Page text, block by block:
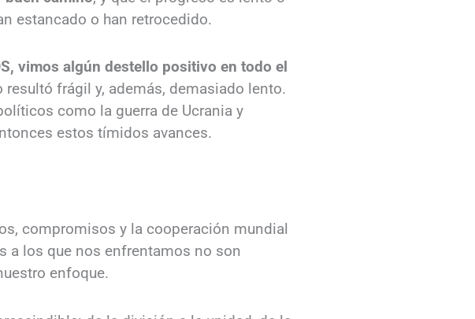
estancado o han retrocedido.
vimos algún destello positivo en todo el
frágil y, además, demasiado lento.
como la guerra de Ucrania y
estos tímidos avances.
compromisos y la cooperación mundial
a los que nos enfrentamos no son
enfoque.